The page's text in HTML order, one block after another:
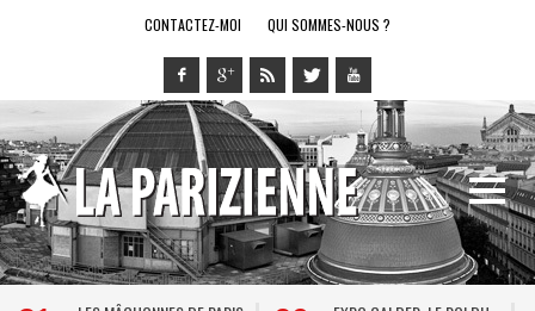
CONTACTEZ-MOI QUI SOMMES-NOUS ?